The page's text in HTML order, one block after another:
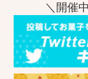
＼開催